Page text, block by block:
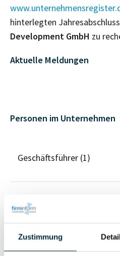
Zustimmung
hinterlegten
Development GmbH zu
Aktuelle Meldungen
Personen im Unternehmen
Geschäftsführer (1)
Wirtschaftlich
Berechtigter